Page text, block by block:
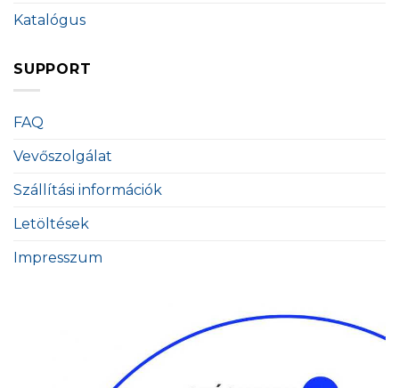
Katalógus
SUPPORT
FAQ
Vevőszolgálat
Szállítási információk
Letöltések
Impresszum